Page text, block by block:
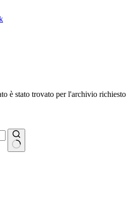
è stato trovato per l'archivio richiesto